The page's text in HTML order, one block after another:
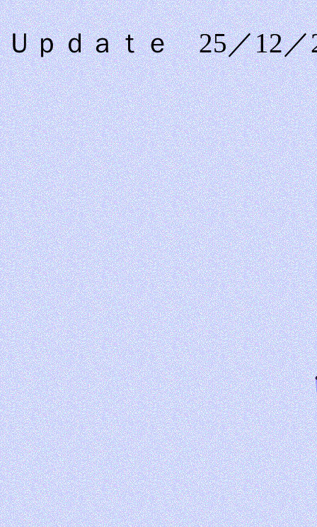
Ｕｐｄａｔｅ 25／12／